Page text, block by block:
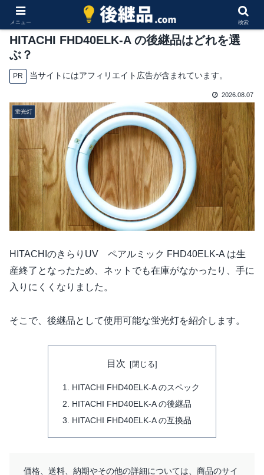
HITACHI FHD40ELK-A の後継品はどれを選
ぶ？
PR 当サイトにはアフィリエイト広告が含まれています。
2026.08.07
蛍光灯
HITACHIのきらりUV ペアルミック FHD40ELK-A は生
産終了となったため、ネットでも在庫がなかったり、手に
入りにくくなりました。
そこで、後継品として使用可能な蛍光灯を紹介します。
目次
HITACHI FHD40ELK-A のスペック
HITACHI FHD40ELK-A の後継品
HITACHI FHD40ELK-A の互換品
価格、送料、納期やその他の詳細については、商品のサイ
メニュー 検索